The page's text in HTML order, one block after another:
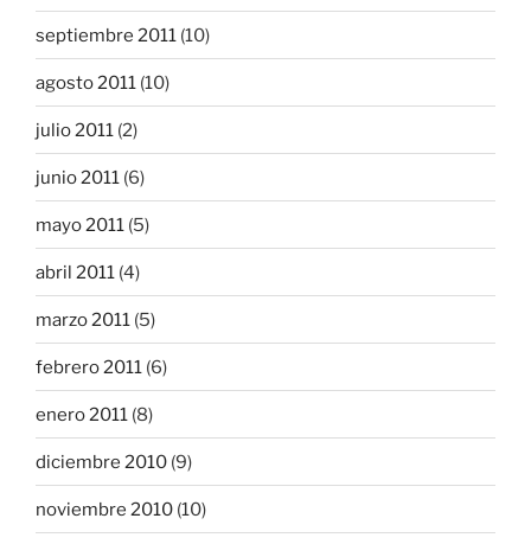
septiembre 2011 (10)
agosto 2011 (10)
julio 2011 (2)
junio 2011 (6)
mayo 2011 (5)
abril 2011 (4)
marzo 2011 (5)
febrero 2011 (6)
enero 2011 (8)
diciembre 2010 (9)
noviembre 2010 (10)